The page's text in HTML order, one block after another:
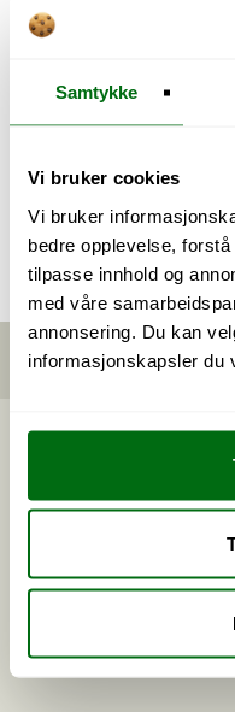
Samtykke
Vi bruker cookies
Vi bruker
bedre opplevelse,
tilpasse innhold og
med våre
annonsering. Du kan
informasjonskapsler du
Follow us on
Get 10% on your
Sign up for our
content and unique